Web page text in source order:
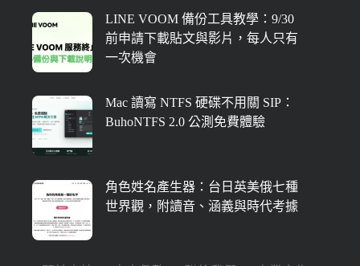
LINE VOOM 備份工具教學：9/30
前申請下載貼文與影片，每人只有
一次機會
Mac 讀寫 NTFS 硬碟不用關 SIP：
BuhoNTFS 2.0 公測免費體驗
角色姓名產生器：台日英美俄七種
世界觀，附讀音、涵義與時代考據